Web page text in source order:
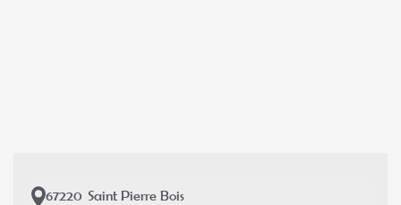
67220 Saint Pierre Bois